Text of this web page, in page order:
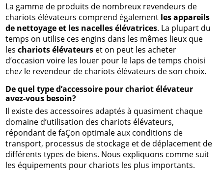
La gamme de produits de nombreux revendeurs de
chariots élévateurs comprend également les appareils
de nettoyage et les nacelles élévatrices. La plupart du
temps on utilise ces engins dans les mêmes lieux que
les chariots élévateurs et on peut les acheter
d’occasion voire les louer pour le laps de temps choisi
chez le revendeur de chariots élévateurs de son choix.
De quel type d’accessoire pour chariot élévateur
avez-vous besoin?
Il existe des accessoires adaptés à quasiment chaque
domaine d’utilisation des chariots élévateurs,
répondant de faÇon optimale aux conditions de
transport, processus de stockage et de déplacement de
différents types de biens. Nous expliquons comme suit
les équipements pour chariots les plus importants.